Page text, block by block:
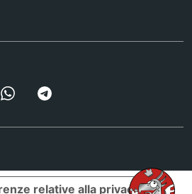
Whatsapp
relative alla privacy